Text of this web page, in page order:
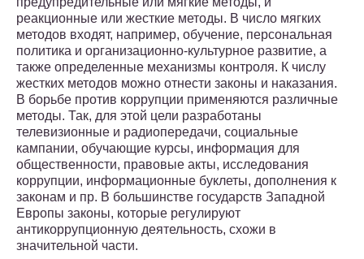
реакционные или жесткие методы. В число мягких
методов входят, например, обучение, персональная
политика и организационно-культурное развитие, а
также определенные механизмы контроля. К числу
жестких методов можно отнести законы и наказания.
В борьбе против коррупции применяются различные
методы. Так, для этой цели разработаны
телевизионные и радиопередачи, социальные
кампании, обучающие курсы, информация для
общественности, правовые акты, исследования
коррупции, информационные буклеты, дополнения к
законам и пр. В большинстве государств Западной
Европы законы, которые регулируют
антикоррупционную деятельность, схожи в
значительной части.